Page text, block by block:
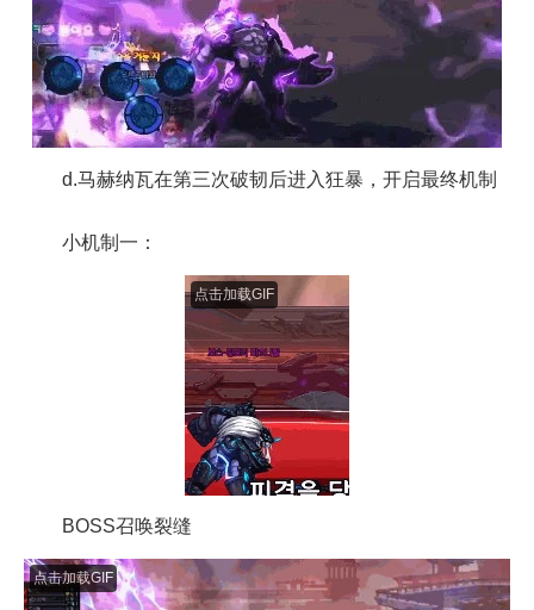
d.马赫纳瓦在第三次破韧后进入狂暴，开启最终机制
小机制一：
点击加载GIF
BOSS召唤裂缝
点击加载GIF